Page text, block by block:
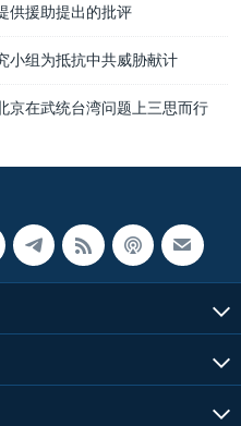
供援助提出的批评
小组为抵抗中共威胁献计
京在武统台湾问题上三思而行